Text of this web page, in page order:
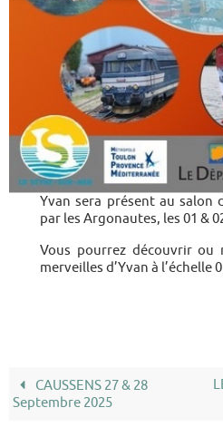
Yvan sera présent au salon
par les Argonautes, les 01 &
Vous pourrez découvrir ou
merveilles d’Yvan à l’échelle
CAUSSENS 27 & 28
Septembre 2025